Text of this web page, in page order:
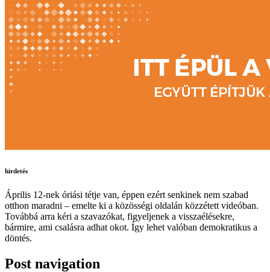
hirdetés
Április 12-nek óriási tétje van, éppen ezért senkinek nem szabad
otthon maradni – emelte ki a közösségi oldalán közzétett videóban.
Továbbá arra kéri a szavazókat, figyeljenek a visszaélésekre,
bármire, ami csalásra adhat okot. Így lehet valóban demokratikus a
döntés.
Post navigation